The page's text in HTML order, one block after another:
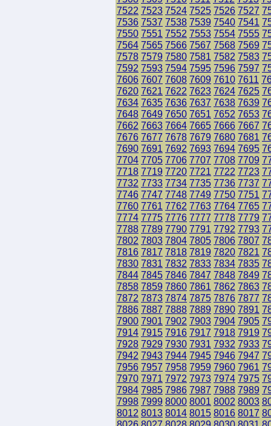
7522 7523 7524 7525 7526 7527
7536 7537 7538 7539 7540 7541
7550 7551 7552 7553 7554 7555
7564 7565 7566 7567 7568 7569
7578 7579 7580 7581 7582 7583
7592 7593 7594 7595 7596 7597
7606 7607 7608 7609 7610 7611
7620 7621 7622 7623 7624 7625
7634 7635 7636 7637 7638 7639
7648 7649 7650 7651 7652 7653
7662 7663 7664 7665 7666 7667
7676 7677 7678 7679 7680 7681
7690 7691 7692 7693 7694 7695
7704 7705 7706 7707 7708 7709
7718 7719 7720 7721 7722 7723
7732 7733 7734 7735 7736 7737
7746 7747 7748 7749 7750 7751
7760 7761 7762 7763 7764 7765
7774 7775 7776 7777 7778 7779
7788 7789 7790 7791 7792 7793
7802 7803 7804 7805 7806 7807
7816 7817 7818 7819 7820 7821
7830 7831 7832 7833 7834 7835
7844 7845 7846 7847 7848 7849
7858 7859 7860 7861 7862 7863
7872 7873 7874 7875 7876 7877
7886 7887 7888 7889 7890 7891
7900 7901 7902 7903 7904 7905
7914 7915 7916 7917 7918 7919
7928 7929 7930 7931 7932 7933
7942 7943 7944 7945 7946 7947
7956 7957 7958 7959 7960 7961
7970 7971 7972 7973 7974 7975
7984 7985 7986 7987 7988 7989
7998 7999 8000 8001 8002 8003
8012 8013 8014 8015 8016 8017